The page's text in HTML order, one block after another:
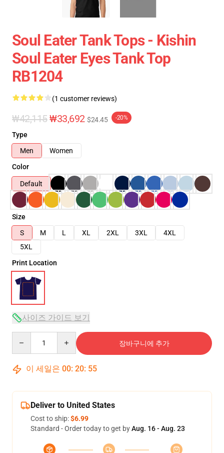
Soul Eater Tank Tops - Kishin
Soul Eater Eyes Tank Top
RB1204
(1 customer reviews)
₩42,115₩33,692 $24.45 -20%
Type
Men
Women
Color
Default
Size
S
M L XL 2XL 3XL
4XL
5XL
Print Location
사이즈 가이드 보기
장바구니에 추가
이 세일은 00: 20: 54
Deliver to United States
Cost to ship:$6.99
Standard - Order today to get byAug. 16 - Aug. 23